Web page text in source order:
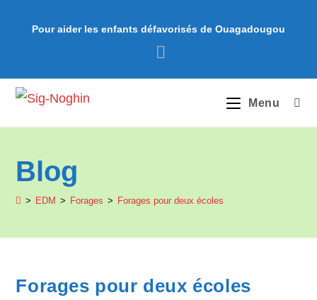
Pour aider les enfants défavorisés de Ouagadougou
Menu
Blog
> EDM > Forages > Forages pour deux écoles
Forages pour deux écoles